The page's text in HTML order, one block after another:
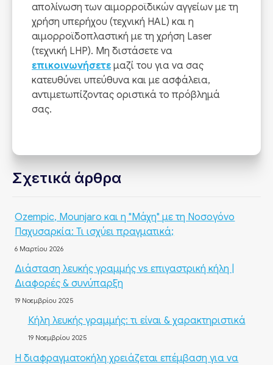
απολίνωση των αιμορροϊδικών αγγείων με τη
χρήση υπερήχου (τεχνική HAL) και η
αιμορροϊδοπλαστική με τη χρήση Laser
(τεχνική LHP). Μη διστάσετε να
επικοινωνήσετε μαζί του για να σας
κατευθύνει υπεύθυνα και με ασφάλεια,
αντιμετωπίζοντας οριστικά το πρόβλημά
σας.
Σχετικά άρθρα
Ozempic, Mounjaro και η "Μάχη" με τη Νοσογόνο
Παχυσαρκία: Τι ισχύει πραγματικά;
6 Μαρτίου 2026
Διάσταση λευκής γραμμής vs επιγαστρική κήλη |
Διαφορές & συνύπαρξη
19 Νοεμβρίου 2025
Κήλη λευκής γραμμής: τι είναι & χαρακτηριστικά
19 Νοεμβρίου 2025
Η διαφραγματοκήλη χρειάζεται επέμβαση για να